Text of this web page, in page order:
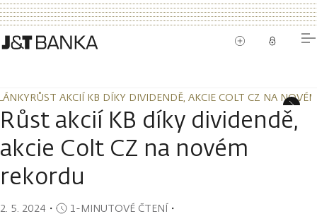
RŮST AKCIÍ KB DÍKY DIVIDENDĚ, AKCIE COLT CZ NA
RŮST AKCIÍ KB DÍKY DIVIDENDĚ, AKCIE COLT CZ NA
Růst akcií KB díky dividendě,
akcie Colt CZ na novém
rekordu
2. 5. 2024 ・ 1-MINUTOVÉ ČTENÍ・